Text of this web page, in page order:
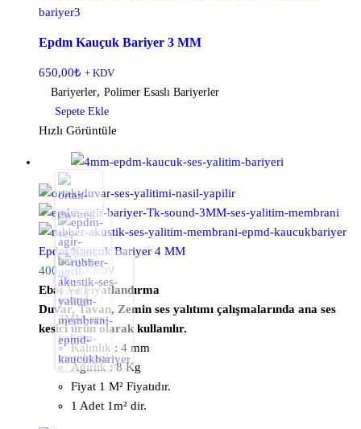
Epdm Kauçuk Bariyer 3 MM
650,00₺ + KDV
Bariyerler, Polimer Esaslı Bariyerler
Sepete Ekle
Hızlı Görüntüle
Epdm Kauçuk Bariyer 4 MM
400,00₺ + KDV
Ebat Ve Fiyatlandırma
Duvar, Tavan, Zemin ses yalıtımı çalışmalarında ana ses
kesici ürün olarak kullanılır.
Kalınlık : 4 mm
Ağırlık : 8 Kg
Fiyat 1 M² Fiyatıdır.
1 Adet 1m² dir.